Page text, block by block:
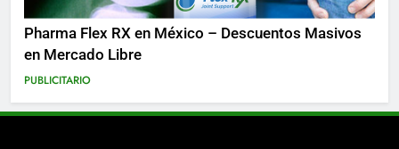
Pharma Flex RX en México – Descuentos Masivos
en Mercado Libre
PUBLICITARIO